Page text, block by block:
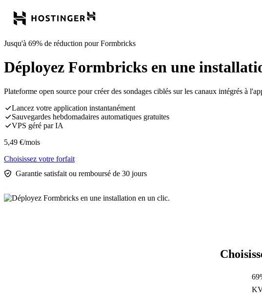
Jusqu'à 69% de réduction pour Formbricks
Déployez Formbricks en une
Plateforme open source pour créer des sondages ciblés sur les canaux intégrés à
Lancez votre application instantanément
Sauvegardes hebdomadaires automatiques gratuites
VPS géré par IA
5,49 €/mois
Choisissez votre forfait
Garantie satisfait ou remboursé de 30 jours